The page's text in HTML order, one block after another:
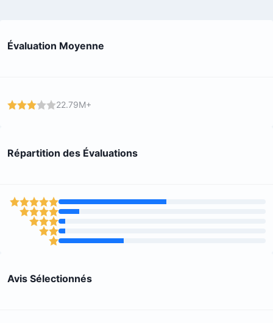
Évaluation Moyenne
22.79M+
Répartition des Évaluations
Avis Sélectionnés